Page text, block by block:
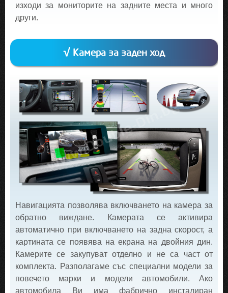
изходи за мониторите на задните места и много
други.
√ Камера за заден ход
Навигацията позволява включването на камера за
обратно виждане. Камерата се активира
автоматично при включването на задна скорост, а
картината се появява на екрана на двойния дин.
Камерите се закупуват отделно и не са част от
комплекта. Разполагаме със специални модели за
повечето марки и модели автомобили. Ако
автомобила Ви има фабрично инсталиран